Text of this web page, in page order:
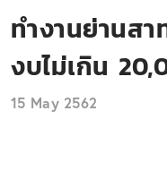
ทำงานย่านสา
งบไม่เกิน
15 May 2562